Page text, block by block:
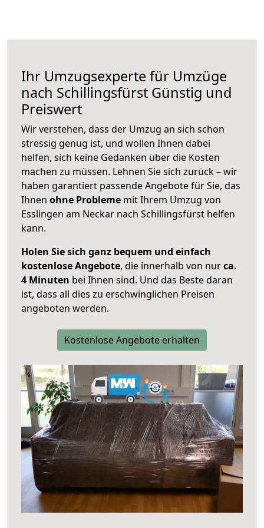
Ihr Umzugsexperte für Umzüge
nach Schillingsfürst Günstig und
Preiswert
Wir verstehen, dass der Umzug an sich schon
stressig genug ist, und wollen Ihnen dabei
helfen, sich keine Gedanken über die Kosten
machen zu müssen. Lehnen Sie sich zurück – wir
haben garantiert passende Angebote für Sie, das
Ihnen ohne Probleme mit Ihrem Umzug von
Esslingen am Neckar nach Schillingsfürst helfen
kann.
Holen Sie sich ganz bequem und einfach
kostenlose Angebote, die innerhalb von nurca.
4 Minuten bei Ihnen sind. Und das Beste daran
ist, dass all dies zu erschwinglichen Preisen
angeboten werden.
Kostenlose Angebote erhalten